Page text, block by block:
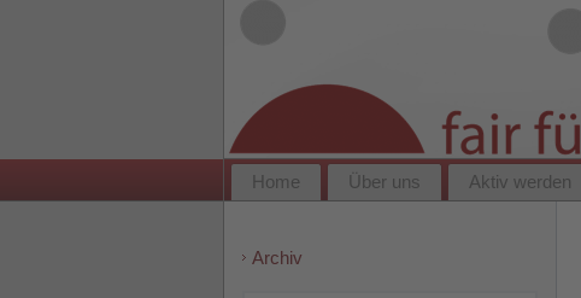
Home Über uns Aktiv werden
Archiv